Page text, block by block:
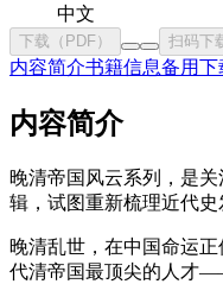
中文
下载（PDF） 扫码下
内容简介书籍信息备用下
内容简介
晚清帝国风云系列，是
辑，试图重新梳理近代
晚清乱世，在中国命运
代清帝国最顶尖的人才